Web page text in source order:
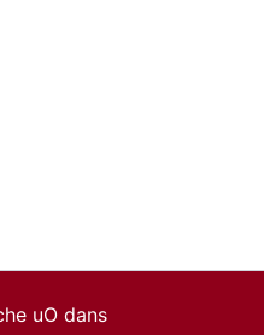
uO dans